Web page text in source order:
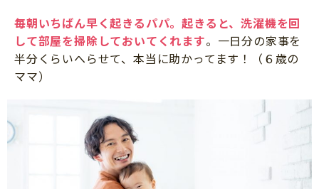
毎朝いちばん早く起きるパパ。起きると、洗濯機を回
して部屋を掃除しておいてくれます。一日分の家事を
半分くらいへらせて、本当に助かってます！（６歳の
ママ）